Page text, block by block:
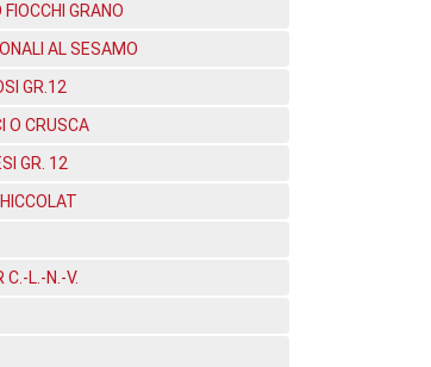
GRANO
AL SESAMO
GR.12
O CRUSCA
GR. 12
C.-L.-N.-V.